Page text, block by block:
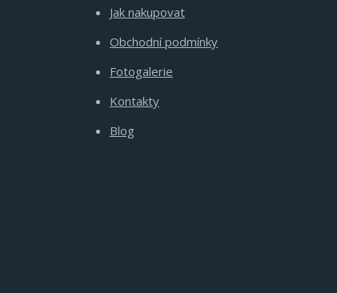
Jak nakupovat
Obchodní podmínky
Fotogalerie
Kontakty
Blog